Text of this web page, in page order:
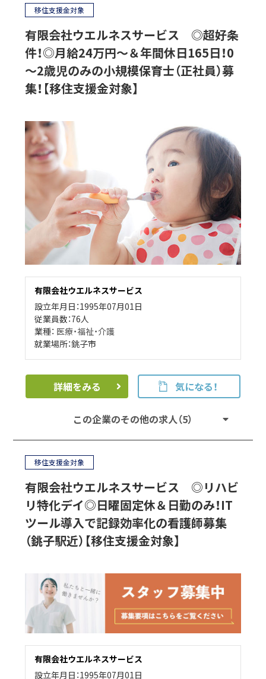
移住支援金対象
有限会社ウエルネスサービス ◎超好条
件！◎月給24万円～＆年間休日165日！0
～2歳児のみの小規模保育士（正社員）募
集！【移住支援金対象】
有限会社ウエルネスサービス
設立年月日：1995年07月01日
従業員数：76人
業種： 医療・福祉・介護
就業場所：銚子市
詳細をみる 気になる！
この企業のその他の求人（5）
移住支援金対象
有限会社ウエルネスサービス ◎リハビ
リ特化デイ◎日曜固定休＆日勤のみ！IT
ツール導入で記録効率化の看護師募集
（銚子駅近）【移住支援金対象】
有限会社ウエルネスサービス
設立年月日：1995年07月01日